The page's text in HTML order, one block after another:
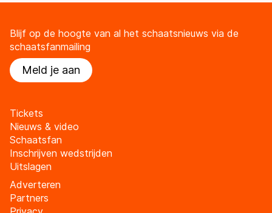
Blijf op de hoogte van al het schaatsnieuws via de
schaatsfanmailing
Meld je aan
Tickets
Nieuws & video
Schaatsfan
Inschrijven wedstrijden
Uitslagen
Adverteren
Partners